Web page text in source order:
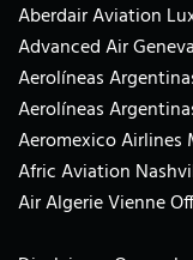
Aberdair Aviation
Advanced Air
Aerolíneas
Aerolíneas
Aeromexico
Afric Aviation
Air Algerie Vienne